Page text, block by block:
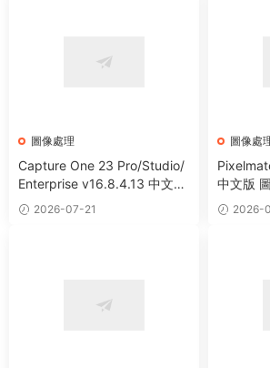
圖像處理
Capture One 23 Pro/Studio/
Enterprise v16.8.4.13 中文破
解版 RAW文件轉換圖像編輯軟
件
2026-07-21
圖像處
中文版
2026-